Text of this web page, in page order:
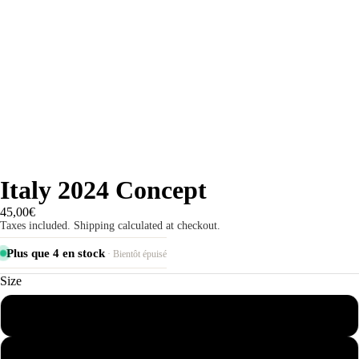
Italy 2024 Concept
45,00€
Taxes included. Shipping calculated at checkout.
Plus que 4 en stock· Bientôt épuisé
Size